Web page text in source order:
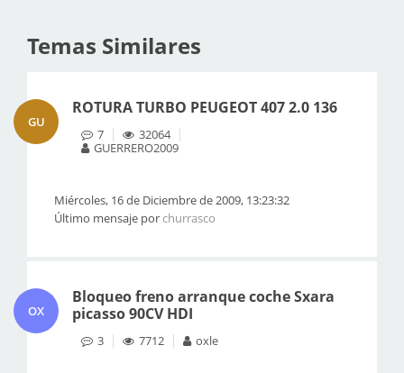
Temas Similares
GU
ROTURA TURBO PEUGEOT 407 2.0 136
7
32064
GUERRERO2009
Miércoles, 16 de Diciembre de 2009, 13:23:32
Último mensaje porchurrasco
OX
Bloqueo freno arranque coche Sxara
picasso 90CV HDI
3 7712 oxle